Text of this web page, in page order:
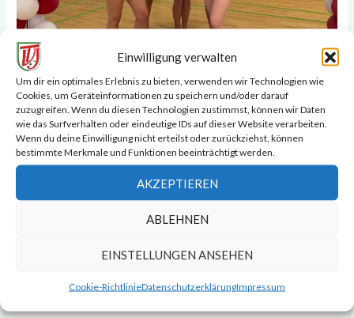
Einwilligung verwalten
Um dir ein optimales Erlebnis zu bieten, verwenden wir Technologien wie
Cookies, um Geräteinformationen zu speichern und/oder darauf
zuzugreifen. Wenn du diesen Technologien zustimmst, können wir Daten
wie das Surfverhalten oder eindeutige IDs auf dieser Website verarbeiten.
Wenn du deine Einwilligung nicht erteilst oder zurückziehst, können
bestimmte Merkmale und Funktionen beeinträchtigt werden.
AKZEPTIEREN
ABLEHNEN
EINSTELLUNGEN ANSEHEN
Cookie-RichtlinieDatenschutzerklärungImpressum
Mit einer geschlossenen Mannschaftsleistung
Besonders erfreulich: Damit befinden wir uns
den vierten Rang.